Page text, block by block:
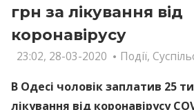
грн за лікування від
коронавірусу
23:02, 28-03-2020 Події,
В Одесі чоловік заплатив 25
лікування від коронавірусу